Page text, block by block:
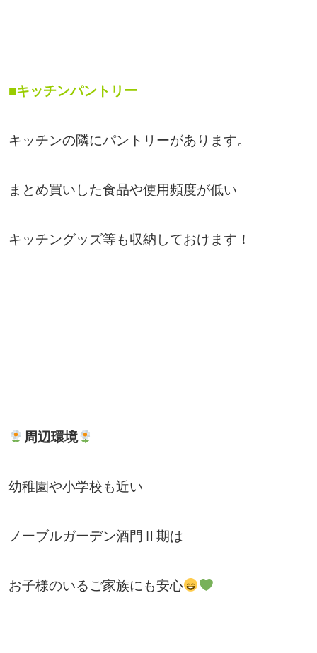
■キッチンパントリー
キッチンの隣にパントリーがあります。
まとめ買いした食品や使用頻度が低い
キッチングッズ等も収納しておけます！
周辺環境
幼稚園や小学校も近い
ノーブルガーデン酒門Ⅱ期は
お子様のいるご家族にも安心